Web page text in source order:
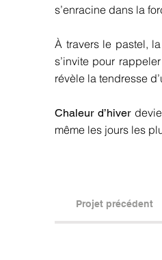
s’enracine dans la
À travers le pastel,
s’invite pour
révèle la tendresse
Chaleur d’hiver
même les jours les
Projet précédent